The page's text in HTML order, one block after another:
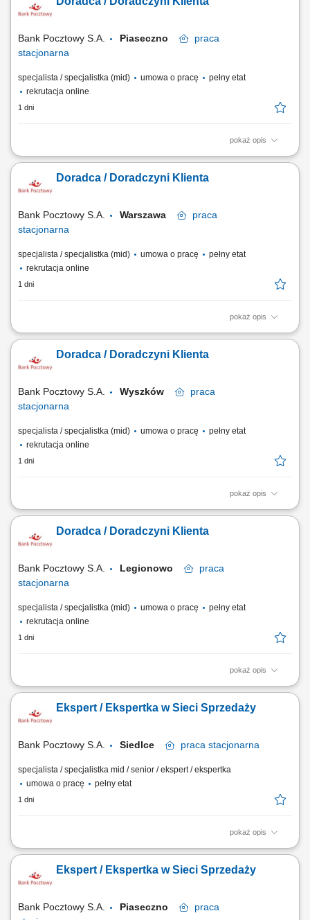
sprzedażowych, kształtowanie pozytywnego wizerunku Banku poprzez
wysoką jakość obsługi, operacyjna obsługa Klientów detalicznych,
Bank Pocztowy S.A. Piaseczno
praca
stacjonarna
specjalista / specjalistka (mid) umowa o pracę
pełny etat
rekrutacja online
1 dni
pokaż opis
Twój zakres obowiązków diagnozowanie potrzeb i oczekiwań Klientów,
sprzedażowych, kształtowanie pozytywnego wizerunku Banku poprzez
wysoką jakość obsługi, operacyjna obsługa Klientów detalicznych,
Doradca / Doradczyni Klienta
Bank Pocztowy S.A. Warszawa
praca
stacjonarna
specjalista / specjalistka (mid) umowa o pracę
pełny etat
rekrutacja online
1 dni
pokaż opis
Twój zakres obowiązków diagnozowanie potrzeb i oczekiwań Klientów,
sprzedażowych, kształtowanie pozytywnego wizerunku Banku poprzez
wysoką jakość obsługi, operacyjna obsługa Klientów detalicznych,
Doradca / Doradczyni Klienta
Bank Pocztowy S.A. Wyszków
praca
stacjonarna
specjalista / specjalistka (mid) umowa o pracę
pełny etat
rekrutacja online
1 dni
pokaż opis
Twój zakres obowiązków diagnozowanie potrzeb i oczekiwań Klientów,
sprzedażowych, kształtowanie pozytywnego wizerunku Banku poprzez
wysoką jakość obsługi, operacyjna obsługa Klientów detalicznych,
Doradca / Doradczyni Klienta
Bank Pocztowy S.A. Legionowo
praca
stacjonarna
specjalista / specjalistka (mid) umowa o pracę
pełny etat
rekrutacja online
1 dni
pokaż opis
Twój zakres obowiązków diagnozowanie potrzeb i oczekiwań Klientów,
sprzedażowych, kształtowanie pozytywnego wizerunku Banku poprzez
wysoką jakość obsługi, operacyjna obsługa Klientów detalicznych,
Ekspert / Ekspertka w Sieci Sprzedaży
Bank Pocztowy S.A. Siedlce praca stacjonarna
specjalista / specjalistka mid / senior / ekspert / ekspertka
umowa o pracę
pełny etat
1 dni
pokaż opis
Twój zakres obowiązków Diagnozowanie potrzeb i oczekiwań Klientów;
relacji; Realizacja celów sprzedażowych; Kształtowanie pozytywnego
wizerunku Banku poprzez wysoką jakość obsługi; Operacyjna obsługa
Ekspert / Ekspertka w Sieci Sprzedaży
Bank Pocztowy S.A. Piaseczno
praca